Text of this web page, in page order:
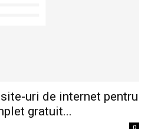
uri de internet pentru
gratuit...
0